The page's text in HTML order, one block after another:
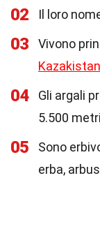
02 Il loro
03
Vivono
Kazakistan
04
Gli argali
5.500
05
Sono
erba,